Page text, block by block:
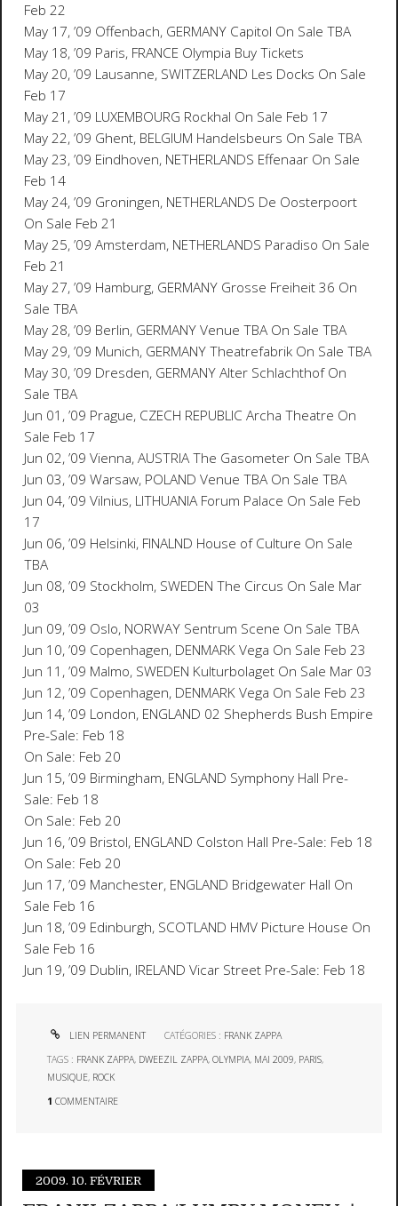
Feb 22
May 17, ’09 Offenbach, GERMANY Capitol On Sale TBA
May 18, ’09 Paris, FRANCE Olympia Buy Tickets
May 20, ’09 Lausanne, SWITZERLAND Les Docks On Sale
Feb 17
May 21, ’09 LUXEMBOURG Rockhal On Sale Feb 17
May 22, ’09 Ghent, BELGIUM Handelsbeurs On Sale TBA
May 23, ’09 Eindhoven, NETHERLANDS Effenaar On Sale
Feb 14
May 24, ’09 Groningen, NETHERLANDS De Oosterpoort
On Sale Feb 21
May 25, ’09 Amsterdam, NETHERLANDS Paradiso On Sale
Feb 21
May 27, ’09 Hamburg, GERMANY Grosse Freiheit 36 On
Sale TBA
May 28, ’09 Berlin, GERMANY Venue TBA On Sale TBA
May 29, ’09 Munich, GERMANY Theatrefabrik On Sale TBA
May 30, ’09 Dresden, GERMANY Alter Schlachthof On
Sale TBA
Jun 01, ’09 Prague, CZECH REPUBLIC Archa Theatre On
Sale Feb 17
Jun 02, ’09 Vienna, AUSTRIA The Gasometer On Sale TBA
Jun 03, ’09 Warsaw, POLAND Venue TBA On Sale TBA
Jun 04, ’09 Vilnius, LITHUANIA Forum Palace On Sale Feb
17
Jun 06, ’09 Helsinki, FINALND House of Culture On Sale
TBA
Jun 08, ’09 Stockholm, SWEDEN The Circus On Sale Mar
03
Jun 09, ’09 Oslo, NORWAY Sentrum Scene On Sale TBA
Jun 10, ’09 Copenhagen, DENMARK Vega On Sale Feb 23
Jun 11, ’09 Malmo, SWEDEN Kulturbolaget On Sale Mar 03
Jun 12, ’09 Copenhagen, DENMARK Vega On Sale Feb 23
Jun 14, ’09 London, ENGLAND 02 Shepherds Bush Empire
Pre-Sale: Feb 18
On Sale: Feb 20
Jun 15, ’09 Birmingham, ENGLAND Symphony Hall Pre-
Sale: Feb 18
On Sale: Feb 20
Jun 16, ’09 Bristol, ENGLAND Colston Hall Pre-Sale: Feb 18
On Sale: Feb 20
Jun 17, ’09 Manchester, ENGLAND Bridgewater Hall On
Sale Feb 16
Jun 18, ’09 Edinburgh, SCOTLAND HMV Picture House On
Sale Feb 16
Jun 19, ’09 Dublin, IRELAND Vicar Street Pre-Sale: Feb 18
LIEN PERMANENT CATÉGORIES : FRANK ZAPPA
TAGS : FRANK ZAPPA, DWEEZIL ZAPPA,OLYMPIA, MAI 2009, PARIS,
MUSIQUE, ROCK
1 COMMENTAIRE
2009. 10. FÉVRIER